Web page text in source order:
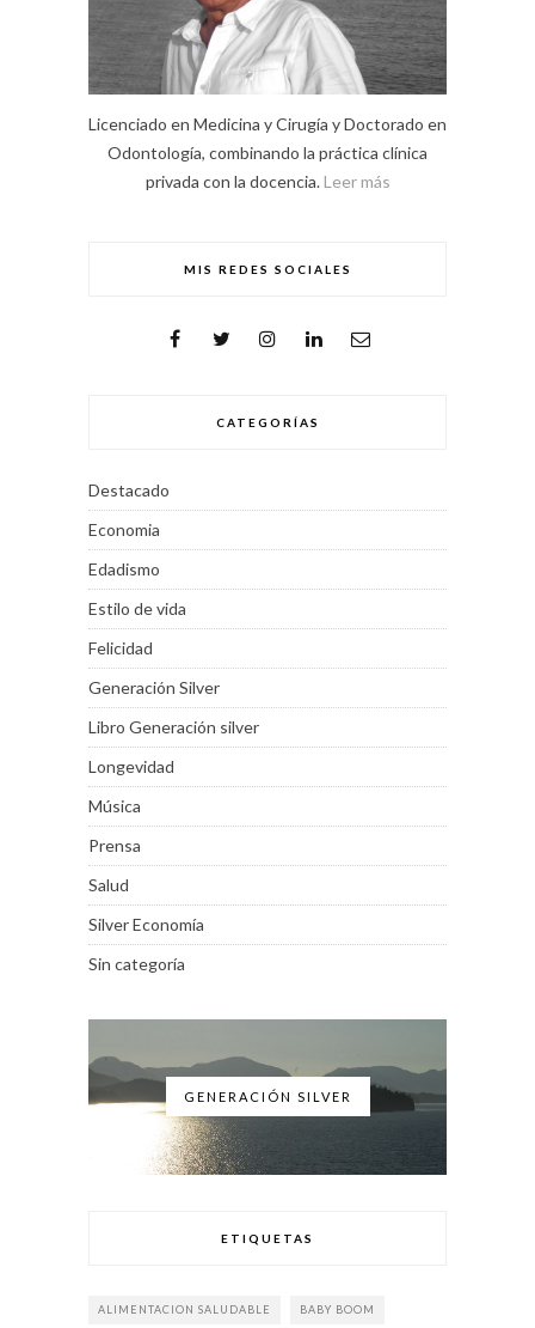
Licenciado en Medicina y Cirugía y Doctorado en
Odontología, combinando la práctica clínica
privada con la docencia. Leer más
MIS REDES SOCIALES
CATEGORÍAS
Destacado
Economia
Edadismo
Estilo de vida
Felicidad
Generación Silver
Libro Generación silver
Longevidad
Música
Prensa
Salud
Silver Economía
Sin categoría
GENERACIÓN SILVER
ETIQUETAS
ALIMENTACION SALUDABLE BABY BOOM